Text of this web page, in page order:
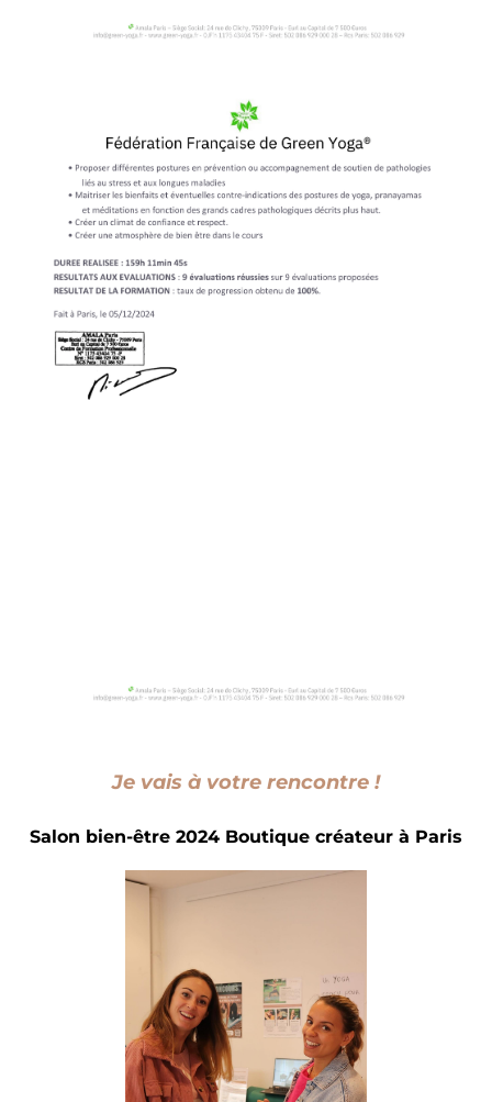
Je vais à votre rencontre !
Salon bien-être 2024 Boutique créateur à Paris